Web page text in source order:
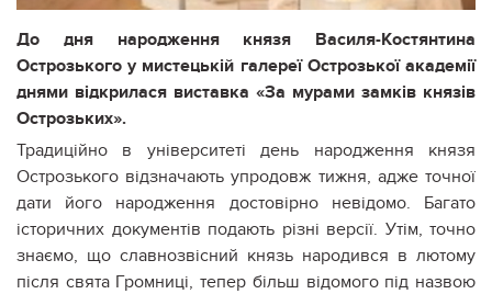
До дня народження князя Василя-Костянтина
Острозького у мистецькій галереї Острозької академії
днями відкрилася виставка «За мурами замків князів
Острозьких».
Традиційно в університеті день народження князя
Острозького відзначають упродовж тижня, адже точної
дати його народження достовірно невідомо. Багато
історичних документів подають різні версії. Утім, точно
знаємо, що славнозвісний князь народився в лютому
після свята Громниці, тепер більш відомого під назвою